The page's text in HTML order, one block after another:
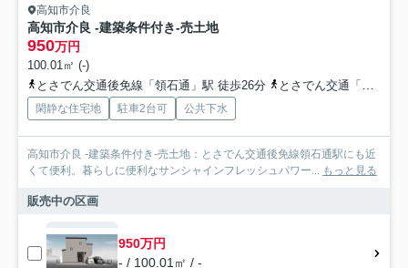
高知市介良
高知市介良 -建築条件付き-売土地
950万円
100.01㎡ (-)
とさでん交通後免線「領石通」駅 徒歩26分
とさでん交通「中野団地二区」バス停下車 徒歩1分
閑静な住宅地 駐車2台可 公共下水
高知市介良 -建築条件付き-売土地：とさでん交通後免線領石通駅にも近
くて便利。暮らしに便利なサンシャインフレッシュパワー... もっと見る
販売中の区画
950万円
- / 100.01㎡ / -